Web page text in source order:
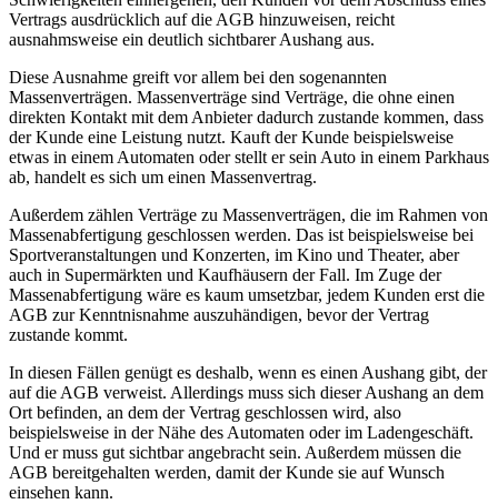
Vertrags ausdrücklich auf die AGB hinzuweisen, reicht
ausnahmsweise ein deutlich sichtbarer Aushang aus.
Diese Ausnahme greift vor allem bei den sogenannten
Massenverträgen. Massenverträge sind Verträge, die ohne einen
direkten Kontakt mit dem Anbieter dadurch zustande kommen, dass
der Kunde eine Leistung nutzt. Kauft der Kunde beispielsweise
etwas in einem Automaten oder stellt er sein Auto in einem Parkhaus
ab, handelt es sich um einen Massenvertrag.
Außerdem zählen Verträge zu Massenverträgen, die im Rahmen von
Massenabfertigung geschlossen werden. Das ist beispielsweise bei
Sportveranstaltungen und Konzerten, im Kino und Theater, aber
auch in Supermärkten und Kaufhäusern der Fall. Im Zuge der
Massenabfertigung wäre es kaum umsetzbar, jedem Kunden erst die
AGB zur Kenntnisnahme auszuhändigen, bevor der Vertrag
zustande kommt.
In diesen Fällen genügt es deshalb, wenn es einen Aushang gibt, der
auf die AGB verweist. Allerdings muss sich dieser Aushang an dem
Ort befinden, an dem der Vertrag geschlossen wird, also
beispielsweise in der Nähe des Automaten oder im Ladengeschäft.
Und er muss gut sichtbar angebracht sein. Außerdem müssen die
AGB bereitgehalten werden, damit der Kunde sie auf Wunsch
einsehen kann.